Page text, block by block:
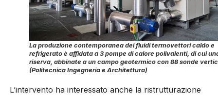
La produzione contemporanea dei fluidi termovettori caldo e
refrigerato è affidata a 3 pompe di calore polivalenti, di cui
riserva, abbinate a un campo geotermico con 88 sonde
(Politecnica Ingegneria e Architettura)
L’intervento ha interessato anche la ristrutturazione